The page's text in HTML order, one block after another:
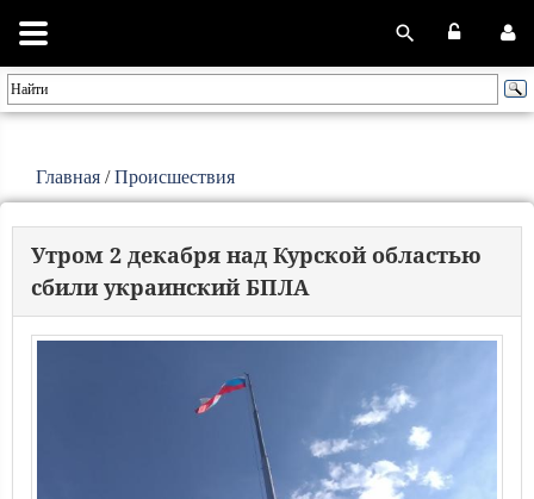
Главная /Происшествия
Утром 2 декабря над Курской областью
сбили украинский БПЛА